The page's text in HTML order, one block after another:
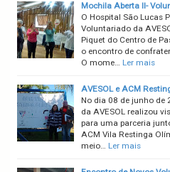
Mochila Aberta II-
O Hospital São Lucas
Voluntariado da
Piquet do Centro de
o encontro de
O mome… Ler mais
AVESOL e ACM
No dia 08 de junho de
da AVESOL realizou
para uma parceria
ACM Vila Restinga
meio… Ler mais